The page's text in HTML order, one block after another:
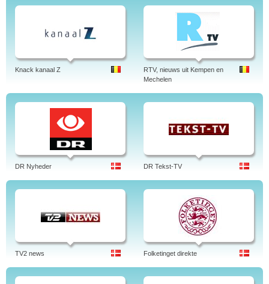
Knack kanaal Z
RTV, nieuws uit Kempen en
Mechelen
DR Nyheder DR Tekst-TV
TV2 news Folketinget direkte